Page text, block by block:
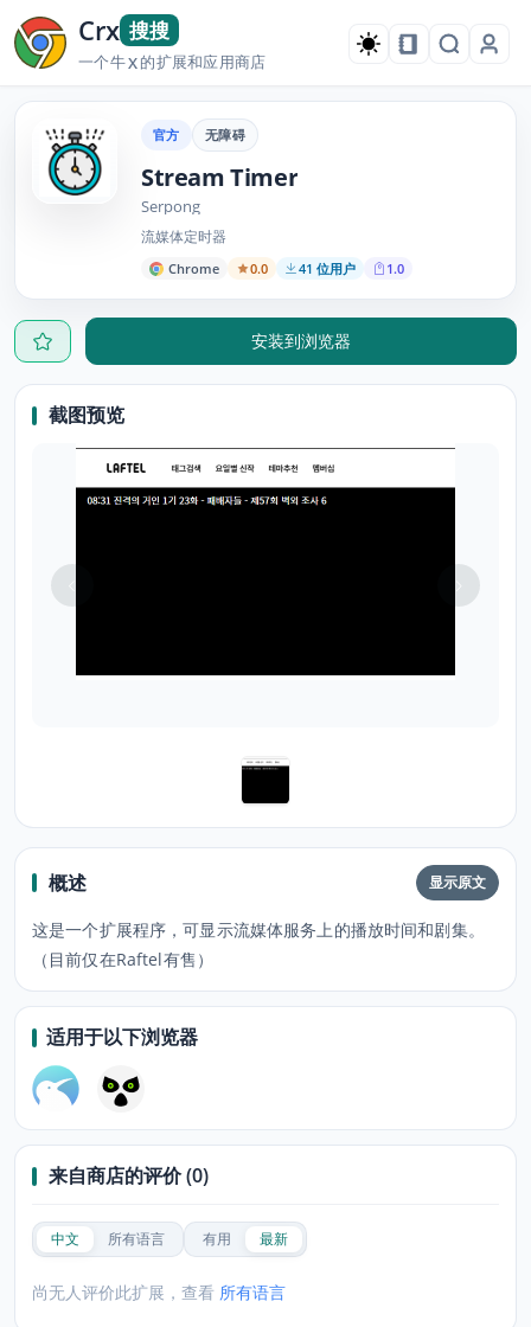
Crx 搜搜
一个牛X的扩展和应用商店
官方 无障碍
Stream Timer
Serpong
流媒体定时器
Chrome 0.0 41 位用户 1.0
安装到浏览器
截图预览
概述 显示原文
这是一个扩展程序，可显示流媒体服务上的播放时间和剧集。
（目前仅在Raftel有售）
适用于以下浏览器
来自商店的评价 (0)
中文 所有语言 有用 最新
尚无人评价此扩展，查看 所有语言